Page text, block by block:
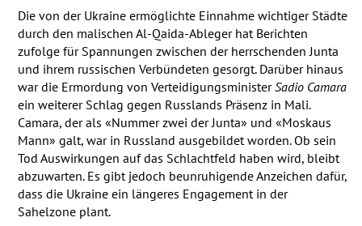
Die von der Ukraine ermöglichte Einnahme wichtiger Städte
durch den malischen Al-Qaida-Ableger hat Berichten
zufolge für Spannungen zwischen der herrschenden Junta
und ihrem russischen Verbündeten gesorgt. Darüber hinaus
war die Ermordung von VerteidigungsministerSadio Camara
ein weiterer Schlag gegen Russlands Präsenz in Mali.
Camara, der als «Nummer zwei der Junta» und «Moskaus
Mann» galt, war in Russland ausgebildet worden. Ob sein
Tod Auswirkungen auf das Schlachtfeld haben wird, bleibt
abzuwarten. Es gibt jedoch beunruhigende Anzeichen dafür,
dass die Ukraine ein längeres Engagement in der
Sahelzone plant.